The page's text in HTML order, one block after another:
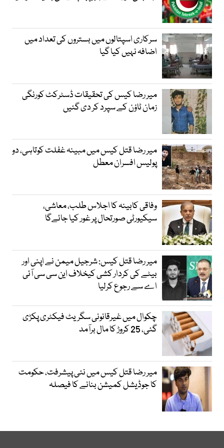
سرکاری اسپتالوں میں بستروں کی تعداد میں
اضافہ نہیں کیا گیا
میر رضا کیس کی تحقیقات ڈسٹرکٹ کورنگی
زمان ٹاؤن کے سپرد کر دی گئیں
میر رضا قتل کیس میں مبینہ غفلت کوتاہی، دو
پولیس افسران معطل
وفاقی کابینہ کا اجلاس طلب، معاشی،
سیکیورٹی صورتحال پر غور کیا جائےگا
میر رضا قتل کیس: شرجیل میمن نے اپنی اور
بیٹے کی کردار کشی کیخلاف این سی سی آئی
اے سے رجوع کرلیا
چکوال میں غیرقانونی سگریٹ فیکٹری پکڑی
گئی، 25 کروڑ کا مال برآمد
میر رضا قتل کیس میں نئی پیشرفت، حکومت
کا جوڈیشل کمیشن بنانے کا فیصلہ